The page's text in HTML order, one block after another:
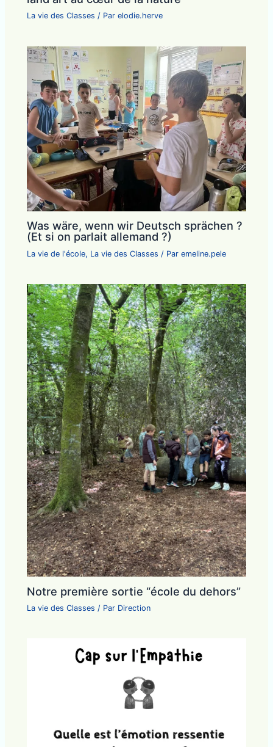
La vie des Classes / Parelodie.herve
Was wäre, wenn wir Deutsch sprächen ?
(Et si on parlait allemand ?)
La vie de l'école, La vie des Classes / Paremeline.pele
Notre première sortie “école du dehors”
La vie des Classes / Par Direction